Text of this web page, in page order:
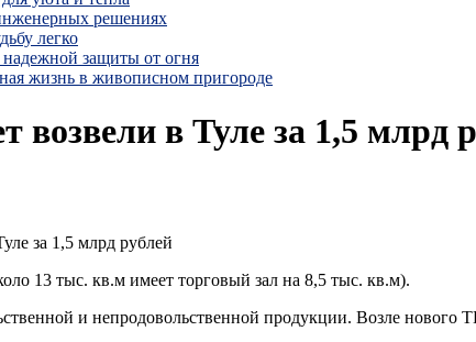
решениях
легко
защиты от огня
жизнь в живописном пригороде
в Туле за 1,5 млрд
за 1,5 млрд рублей
13 тыс. кв.м имеет торговый зал на 8,5 тыс. кв.м).
и непродовольственной продукции. Возле нового